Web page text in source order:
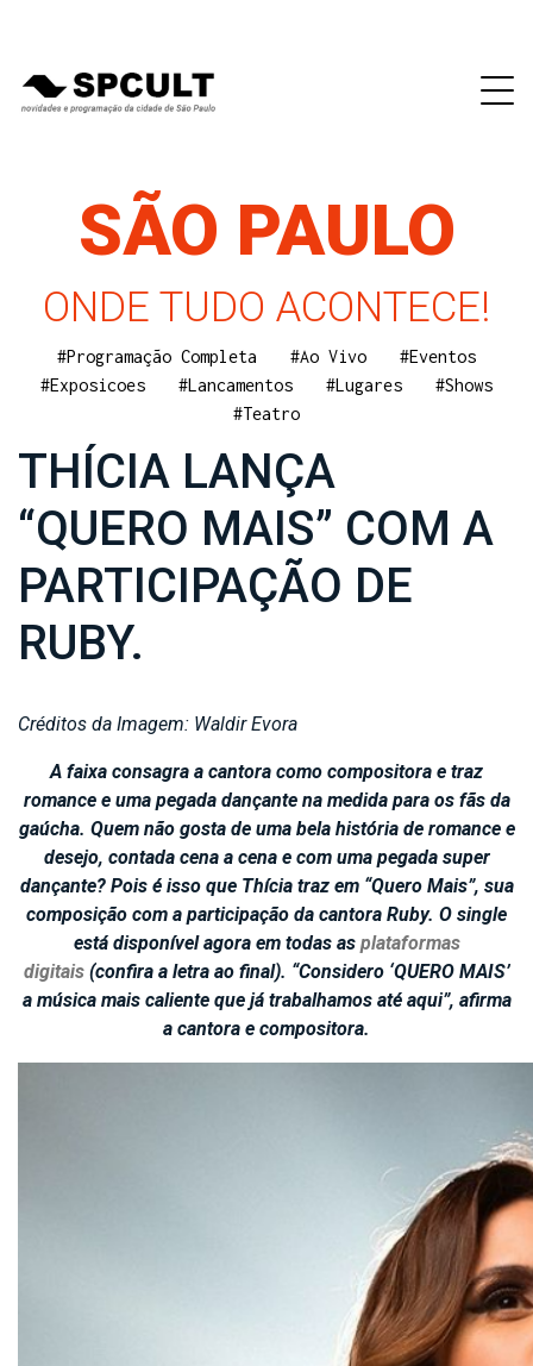
SÃO PAULO
ONDE TUDO ACONTECE!
#Programação Completa #Ao Vivo
#Eventos
#Exposicoes
#Lancamentos #Lugares
#Shows
#Teatro
THÍCIA LANÇA
“QUERO MAIS” COM A
PARTICIPAÇÃO DE
RUBY.
Créditos da Imagem: Waldir Evora
A faixa consagra a cantora como compositora e traz
romance e uma pegada dançante na medida para os fãs da
gaúcha. Quem não gosta de uma bela história de romance e
desejo, contada cena a cena e com uma pegada super
dançante? Pois é isso que Thícia traz em “Quero Mais”, sua
composição com a participação da cantora Ruby. O single
está disponível agora em todas as plataformas
digitais(confira a letra ao final). “Considero ‘QUERO MAIS’
a música mais caliente que já trabalhamos até aqui”, afirma
a cantora e compositora.